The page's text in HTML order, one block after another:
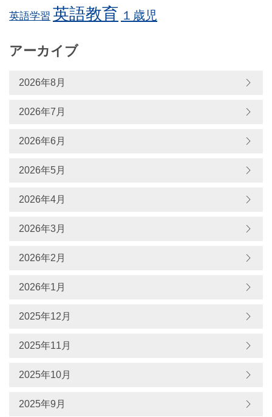
英語学習 英語教育 １歳児
アーカイブ
2026年8月
2026年7月
2026年6月
2026年5月
2026年4月
2026年3月
2026年2月
2026年1月
2025年12月
2025年11月
2025年10月
2025年9月